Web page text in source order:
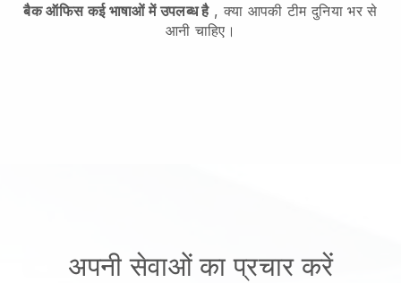
बैक ऑफिस कई भाषाओं में उपलब्ध है, क्या आपकी टीम दुनिया भर से
आनी चाहिए।
अपनी सेवाओं का प्रचार करें